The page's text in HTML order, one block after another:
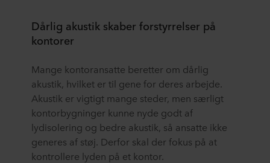
Dårlig akustik skaber forstyrrelser på
kontorer
Mange kontoransatte beretter om dårlig
akustik, hvilket er til gene for deres arbejde.
Akustik er vigtigt mange steder, men særligt
kontorbygninger kunne nyde godt af
lydisolering og bedre akustik, så ansatte ikke
generes af støj. Derfor skal der fokus på at
kontrollere lyden på et kontor.